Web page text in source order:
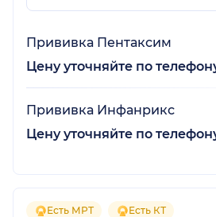
Прививка Пентаксим
Цену уточняйте по
Прививка Инфанрикс
Цену уточняйте по
Есть МРТ Есть КТ